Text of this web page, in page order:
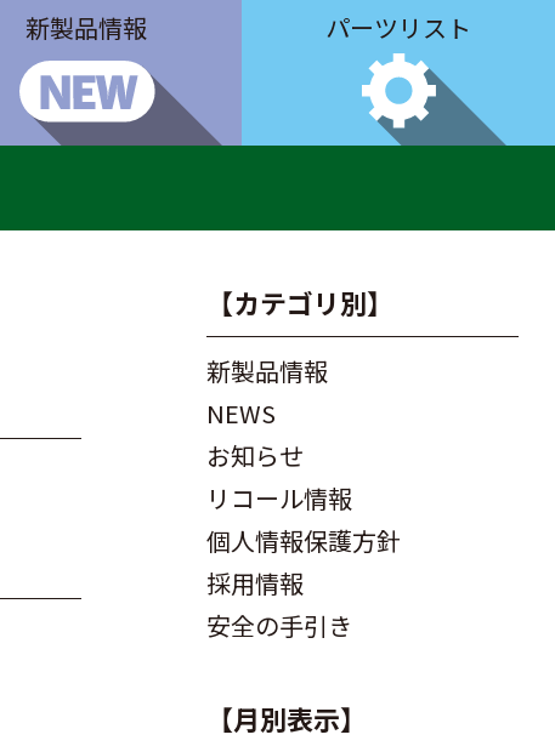
新製品情報 パーツリスト
【カテゴリ別】
新製品情報
NEWS
お知らせ
リコール情報
個人情報保護方針
採用情報
安全の手引き
【月別表示】